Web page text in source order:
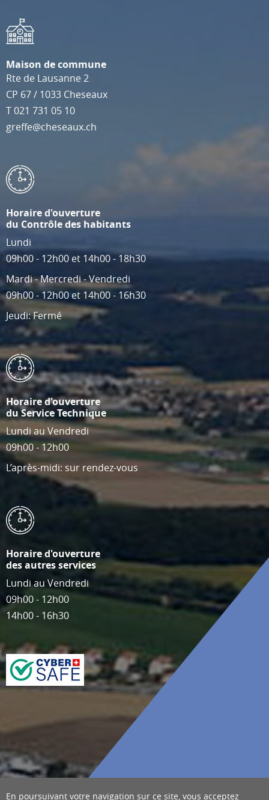
Maison de commune
Rte de Lausanne 2
CP 67/ 1033 Cheseaux
T021 731 05 10
greffe@cheseaux.ch
Horaire d'ouverture
du Contrôle des habitants
Lundi
09h00 - 12h00 et 14h00 - 18h30
Mardi - Mercredi - Vendredi
09h00 - 12h00 et 14h00 - 16h30
Jeudi: Fermé
Horaire d'ouverture
du Service Technique
Lundi au Vendredi
09h00 - 12h00
L’après-midi: sur rendez-vous
Horaire d'ouverture
des autres services
Lundi au Vendredi
09h00 - 12h00
14h00 - 16h30
En poursuivant votre navigation sur ce site, vous acceptez